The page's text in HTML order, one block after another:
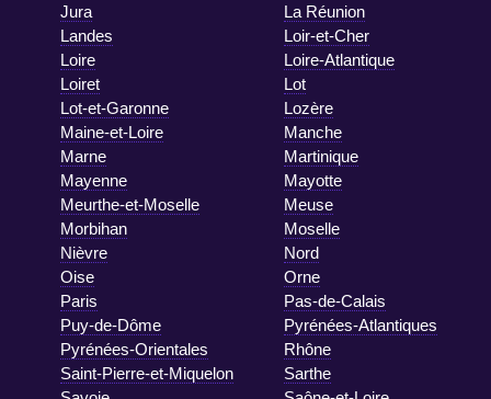
Jura
La Réunion
Landes
Loir-et-Cher
Loire
Loire-Atlantique
Loiret
Lot
Lot-et-Garonne
Lozère
Maine-et-Loire
Manche
Marne
Martinique
Mayenne
Mayotte
Meurthe-et-Moselle
Meuse
Morbihan
Moselle
Nièvre
Nord
Oise
Orne
Paris
Pas-de-Calais
Puy-de-Dôme
Pyrénées-Atlantiques
Pyrénées-Orientales
Rhône
Saint-Pierre-et-Miquelon
Sarthe